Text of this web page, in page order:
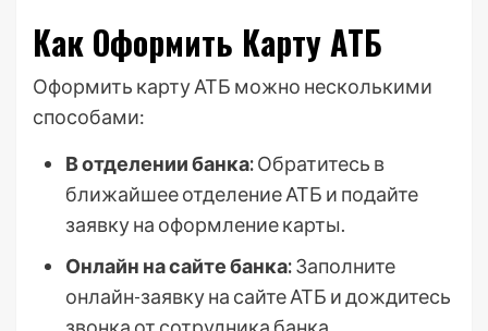
Как Оформить Карту АТБ
Оформить карту АТБ можно несколькими
способами:
В отделении банка:Обратитесь в
ближайшее отделение АТБ и подайте
заявку на оформление карты.
Онлайн на сайте банка:Заполните
онлайн-заявку на сайте АТБ и дождитесь